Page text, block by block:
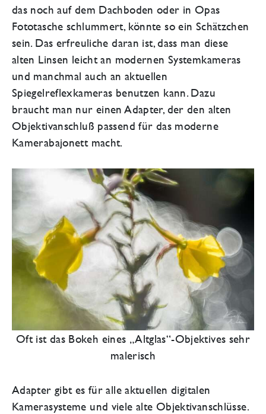
das noch auf dem Dachboden oder in Opas
Fototasche schlummert, könnte so ein Schätzchen
sein. Das erfreuliche daran ist, dass man diese
alten Linsen leicht an modernen Systemkameras
und manchmal auch an aktuellen
Spiegelreflexkameras benutzen kann. Dazu
braucht man nur einen Adapter, der den alten
Objektivanschluß passend für das moderne
Kamerabajonett macht.
Oft ist das Bokeh eines „Altglas“-Objektives sehr
malerisch
Adapter gibt es für alle aktuellen digitalen
Kamerasysteme und viele alte Objektivanschlüsse.